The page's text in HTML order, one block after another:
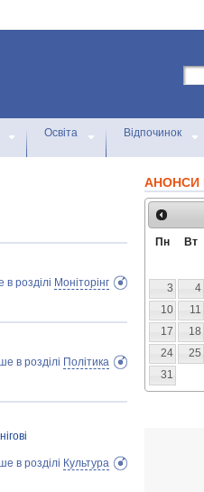
Освіта Відпочинок
розділі Моніторінг
в розділі Політика
в розділі Культура
АНОНСИ
Пн Вт
3
4
10
11
17
18
24
25
31